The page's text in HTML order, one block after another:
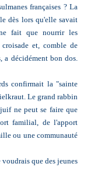
françaises ? La
dès lors qu'elle savait
fait que nourrir les
et, comble de
décidément bon dos.
confirmait la "sainte
Le grand rabbin
ne peut se faire que
familial, de l'apport
ou une communauté
que des jeunes